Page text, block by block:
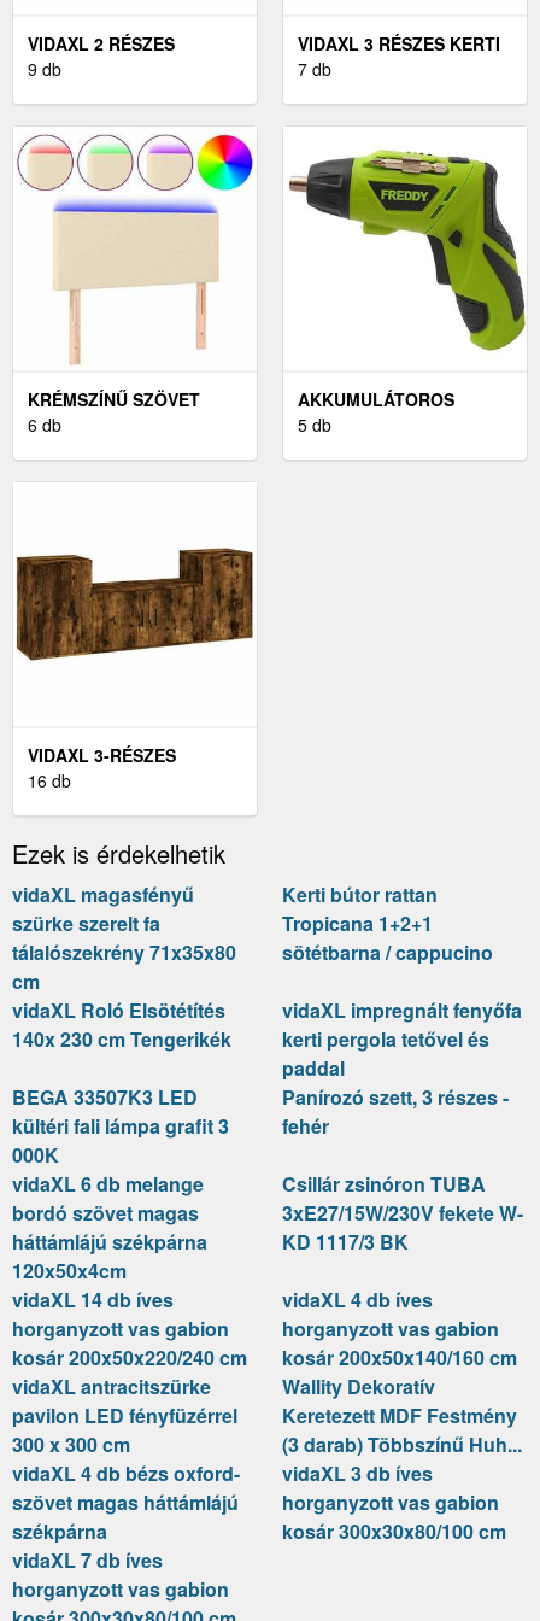
VIDAXL 2 RÉSZES
SZÜRKE KERTI
9 db
VIDAXL 3 RÉSZES KERTI
ÜLŐGARNITÚRA
7 db
KRÉMSZÍNŰ SZÖVET
LED-ES FEJTÁMLA
6 db
AKKUMULÁTOROS
CSAVARHÚZÓ 3, 6 V, LI-
5 db
VIDAXL 3-RÉSZES
FÜSTÖS TÖLGYSZÍNŰ
16 db
Ezek is érdekelhetik
vidaXL magasfényű
szürke szerelt fa
tálalószekrény 71x35x80
cm
Kerti bútor rattan
Tropicana 1+2+1
sötétbarna / cappucino
vidaXL Roló Elsötétítés
140x 230 cm Tengerikék
vidaXL impregnált fenyőfa
kerti pergola tetővel és
paddal
BEGA 33507K3 LED
kültéri fali lámpa grafit 3
000K
Panírozó szett, 3 részes -
fehér
vidaXL 6 db melange
bordó szövet magas
háttámlájú székpárna
120x50x4cm
Csillár zsinóron TUBA
3xE27/15W/230V fekete W-
KD 1117/3 BK
vidaXL 14 db íves
horganyzott vas gabion
kosár 200x50x220/240 cm
vidaXL 4 db íves
horganyzott vas gabion
kosár 200x50x140/160 cm
vidaXL antracitszürke
pavilon LED fényfüzérrel
300 x 300 cm
Wallity Dekoratív
Keretezett MDF Festmény
(3 darab) Többszínű Huh...
vidaXL 4 db bézs oxford-
szövet magas háttámlájú
székpárna
vidaXL 3 db íves
horganyzott vas gabion
kosár 300x30x80/100 cm
vidaXL 7 db íves
horganyzott vas gabion